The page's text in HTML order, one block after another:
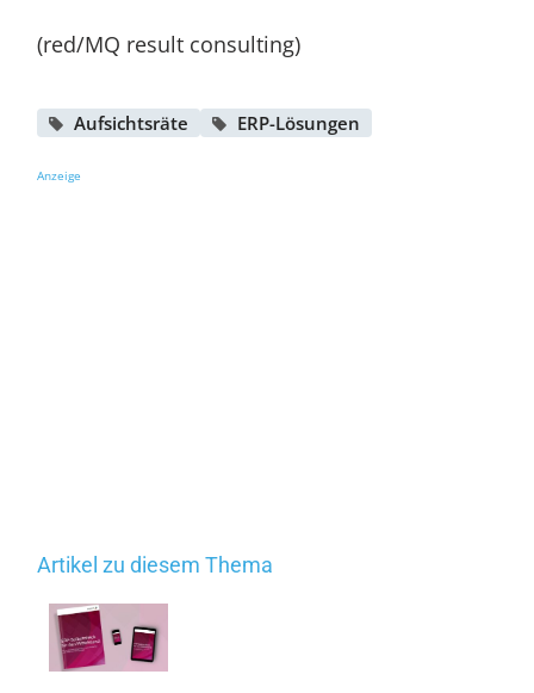
(red/MQ result consulting)
Aufsichtsräte ERP-Lösungen
Anzeige
Artikel zu diesem Thema